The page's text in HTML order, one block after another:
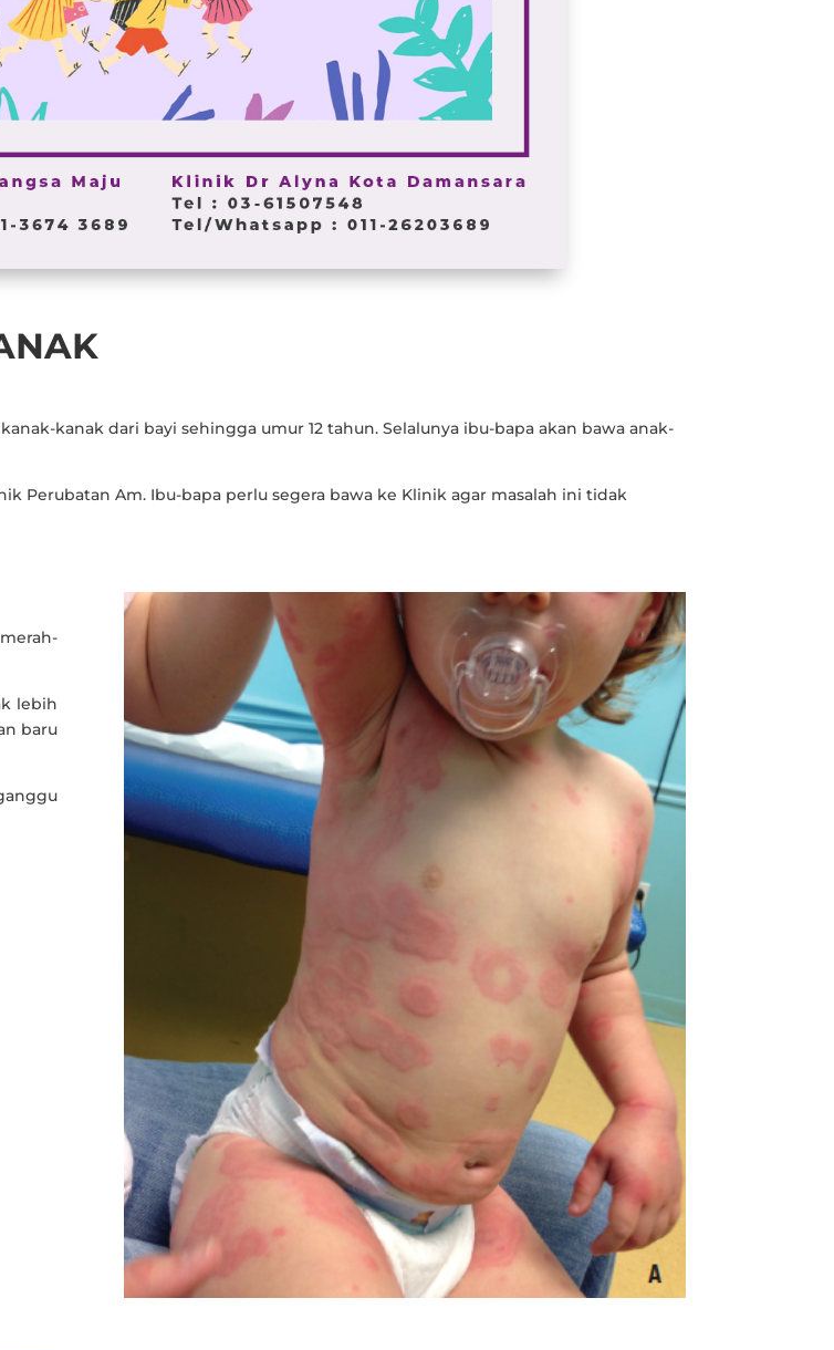
kanak dari bayi sehingga umur 12 tahun. Selalunya ibu-bapa akan bawa anak-
Perubatan Am. Ibu-bapa perlu segera bawa ke Klinik agar masalah ini tidak
lebih
baru